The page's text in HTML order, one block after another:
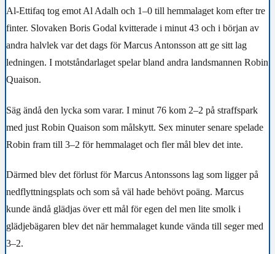
Al-Ettifaq tog emot Al Adalh och 1–0 till hemmalaget kom efter tre
finter. Slovaken Boris Godal kvitterade i minut 43 och i början av
andra halvlek var det dags för Marcus Antonsson att ge sitt lag
ledningen. I motståndarlaget spelar bland andra landsmannen Robin
Quaison.
Säg ändå den lycka som varar. I minut 76 kom 2–2 på straffspark
med just Robin Quaison som målskytt. Sex minuter senare spelade
Robin fram till 3–2 för hemmalaget och fler mål blev det inte.
Därmed blev det förlust för Marcus Antonssons lag som ligger på
nedflyttningsplats och som så väl hade behövt poäng. Marcus
kunde ändå glädjas över ett mål för egen del men lite smolk i
glädjebägaren blev det när hemmalaget kunde vända till seger med
3–2.